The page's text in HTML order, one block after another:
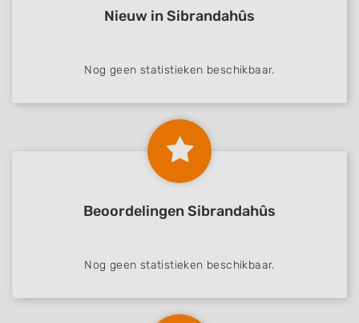
Nieuw in Sibrandahûs
Nog geen statistieken beschikbaar.
Beoordelingen Sibrandahûs
Nog geen statistieken beschikbaar.